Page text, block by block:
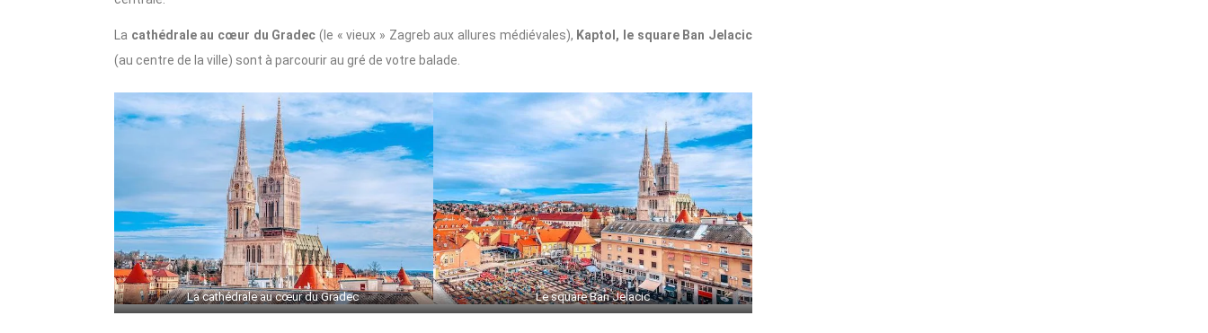
La cathédrale au cœur du Gradec (le « vieux » Zagreb aux allures médiévales), Kaptol, le square Ban Jelacic
(au centre de la ville) sont à parcourir au gré de votre balade.
La cathédrale au cœur du Gradec Le square Ban Jelacic